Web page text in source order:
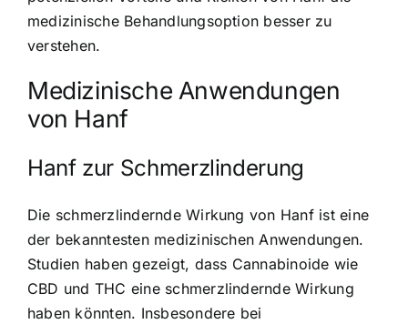
medizinische Behandlungsoption besser zu
verstehen.
Medizinische Anwendungen
von Hanf
Hanf zur Schmerzlinderung
Die schmerzlindernde Wirkung von Hanf ist eine
der bekanntesten medizinischen Anwendungen.
Studien haben gezeigt, dass Cannabinoide wie
CBD und THC eine schmerzlindernde Wirkung
haben könnten. Insbesondere bei